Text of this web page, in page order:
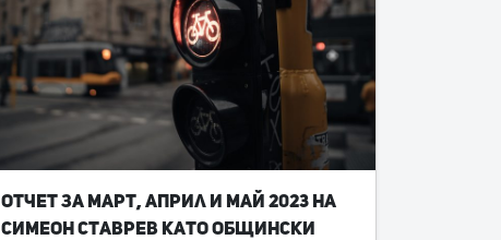
Отчет за март, април и май 2023 на
Симеон Ставрев като общински